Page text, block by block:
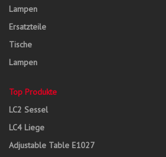
Lampen
Ersatzteile
Tische
Lampen
Top Produkte
LC2 Sessel
LC4 Liege
Adjustable Table E1027